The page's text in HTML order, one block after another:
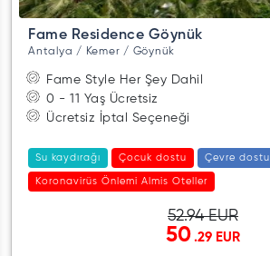
Fame Residence Göynük
Antalya / Kemer / Göynük
Fame Style Her Şey Dahil
0 - 11 Yaş Ücretsiz
Ücretsiz İptal Seçeneği
Su kaydırağı Çocuk dostu Çevre dostu
Koronavirüs Önlemi Almis Oteller
52.94 EUR
50.29 EUR